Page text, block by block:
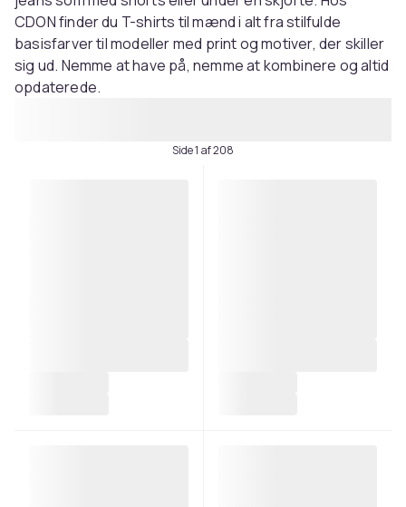
CDON finder du T-shirts til mænd i alt fra stilfulde
basisfarver til modeller med print og motiver, der skiller
sig ud. Nemme at have på, nemme at kombinere og altid
opdaterede.
Side 1 af 208